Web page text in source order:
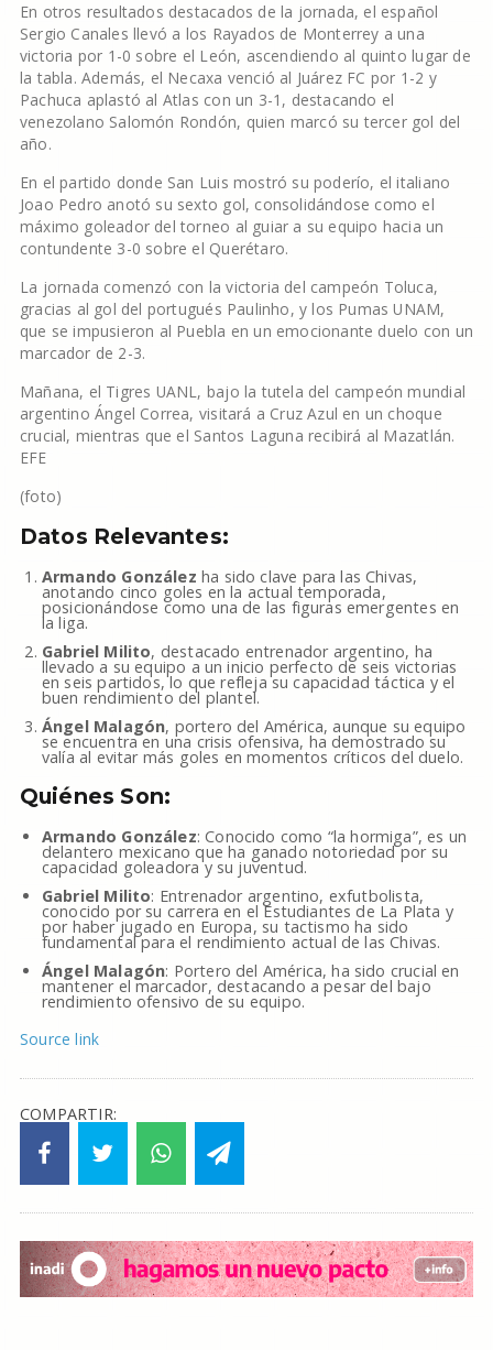
En otros resultados destacados de la jornada, el español
Sergio Canales llevó a los Rayados de Monterrey a una
victoria por 1-0 sobre el León, ascendiendo al quinto lugar de
la tabla. Además, el Necaxa venció al Juárez FC por 1-2 y
Pachuca aplastó al Atlas con un 3-1, destacando el
venezolano Salomón Rondón, quien marcó su tercer gol del
año.
En el partido donde San Luis mostró su poderío, el italiano
Joao Pedro anotó su sexto gol, consolidándose como el
máximo goleador del torneo al guiar a su equipo hacia un
contundente 3-0 sobre el Querétaro.
La jornada comenzó con la victoria del campeón Toluca,
gracias al gol del portugués Paulinho, y los Pumas UNAM,
que se impusieron al Puebla en un emocionante duelo con un
marcador de 2-3.
Mañana, el Tigres UANL, bajo la tutela del campeón mundial
argentino Ángel Correa, visitará a Cruz Azul en un choque
crucial, mientras que el Santos Laguna recibirá al Mazatlán.
EFE
(foto)
Datos Relevantes:
Armando González ha sido clave para las Chivas,
anotando cinco goles en la actual temporada,
posicionándose como una de las figuras emergentes en
la liga.
Gabriel Milito, destacado entrenador argentino, ha
llevado a su equipo a un inicio perfecto de seis victorias
en seis partidos, lo que refleja su capacidad táctica y el
buen rendimiento del plantel.
Ángel Malagón, portero del América, aunque su equipo
se encuentra en una crisis ofensiva, ha demostrado su
valía al evitar más goles en momentos críticos del duelo.
Quiénes Son:
Armando González: Conocido como “la hormiga”, es un
delantero mexicano que ha ganado notoriedad por su
capacidad goleadora y su juventud.
Gabriel Milito: Entrenador argentino, exfutbolista,
conocido por su carrera en el Estudiantes de La Plata y
por haber jugado en Europa, su tactismo ha sido
fundamental para el rendimiento actual de las Chivas.
Ángel Malagón: Portero del América, ha sido crucial en
mantener el marcador, destacando a pesar del bajo
rendimiento ofensivo de su equipo.
Source link
COMPARTIR: